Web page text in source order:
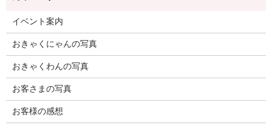
イベント案内
おきゃくにゃんの写真
おきゃくわんの写真
お客さまの写真
お客様の感想